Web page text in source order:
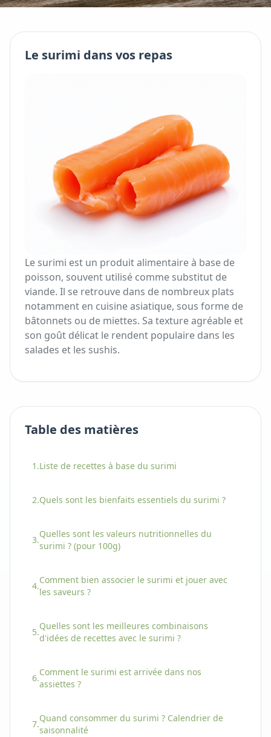
Le surimi dans vos repas
Le surimi est un produit alimentaire à base de
poisson, souvent utilisé comme substitut de
viande. Il se retrouve dans de nombreux plats
notamment en cuisine asiatique, sous forme de
bâtonnets ou de miettes. Sa texture agréable et
son goût délicat le rendent populaire dans les
salades et les sushis.
Table des matières
1.Liste de recettes à base du surimi
2.Quels sont les bienfaits essentiels du surimi ?
3.
Quelles sont les valeurs nutritionnelles du
surimi ? (pour 100g)
4.
Comment bien associer le surimi et jouer avec
les saveurs ?
5.
Quelles sont les meilleures combinaisons
d'idées de recettes avec le surimi ?
6.
Comment le surimi est arrivée dans nos
assiettes ?
7.
Quand consommer du surimi ? Calendrier de
saisonnalité